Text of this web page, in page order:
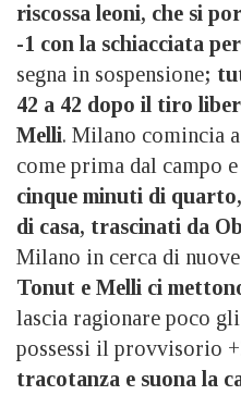
riscossa leoni, che si
-1 con la schiacciata
segna in sospensione;
42 a 42 dopo il tiro
Melli. Milano comincia
come prima dal campo e
cinque minuti di
di casa, trascinati da
Milano in cerca di
Tonut e Melli ci
lascia ragionare poco
possessi il provvisorio
tracotanza e suona la